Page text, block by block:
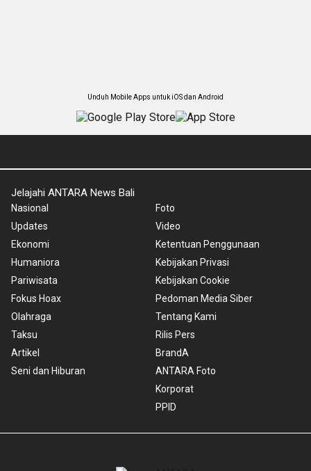
Unduh Mobile Apps untuk iOS dan Android
Jelajahi ANTARA News Bali
Nasional
Updates
Ekonomi
Humaniora
Pariwisata
Fokus Hoax
Olahraga
Taksu
Artikel
Seni dan Hiburan
Foto
Video
Ketentuan Penggunaan
Kebijakan Privasi
Kebijakan Cookie
Pedoman Media Siber
Tentang Kami
Rilis Pers
BrandA
ANTARA Foto
Korporat
PPID